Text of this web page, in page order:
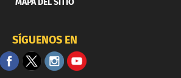
MAPA DEL SITIO
SÍGUENOS EN